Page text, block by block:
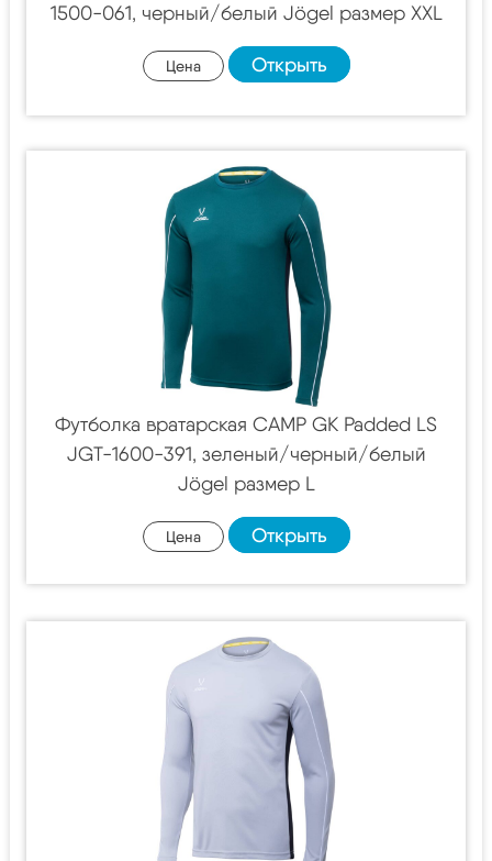
1500-061, черный/белый Jögel размер XXL
Цена Открыть
Футболка вратарская CAMP GK Padded LS
JGT-1600-391, зеленый/черный/белый
Jögel размер L
Цена Открыть